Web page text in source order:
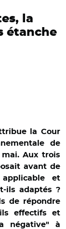
la
étanche
la Cour
de
mai. Aux trois
avant de
et
ils adaptés ?
de répondre
effectifs et
négative" à